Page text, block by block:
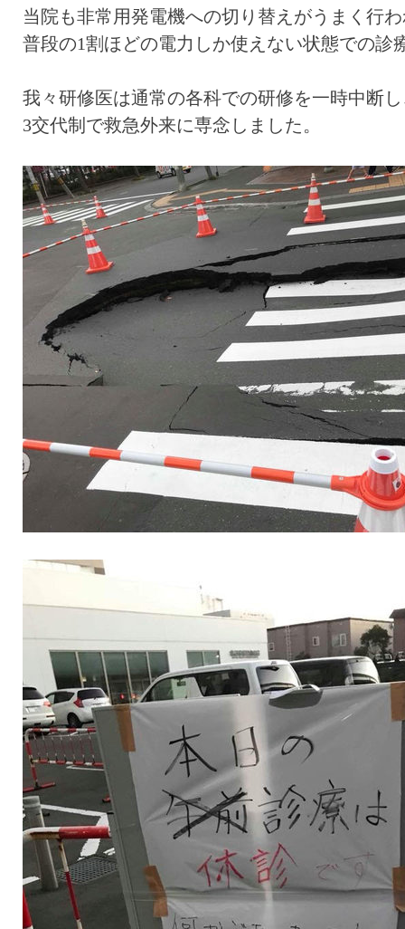
当院も非常用発電機への切り替えがうまく行
普段の1割ほどの電力しか使えない状態での診
我々研修医は通常の各科での研修を一時中断
3交代制で救急外来に専念しました。